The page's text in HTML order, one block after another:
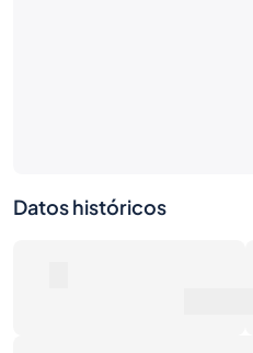
Datos históricos